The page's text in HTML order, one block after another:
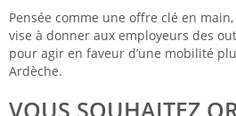
Pensée comme une offre clé en
vise à donner aux employeurs des
pour agir en faveur d’une mobilité
Ardèche.
VOUS SOUHAITEZ